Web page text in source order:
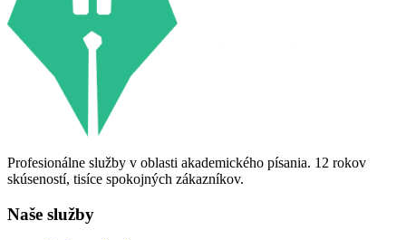
Profesionálne služby v oblasti akademického písania. 12 rokov
skúseností, tisíce spokojných zákazníkov.
Naše služby